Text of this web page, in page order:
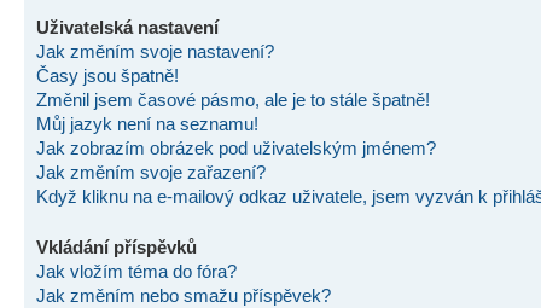
Uživatelská nastavení
Jak změním svoje nastavení?
Časy jsou špatně!
Změnil jsem časové pásmo, ale je to stále špatně!
Můj jazyk není na seznamu!
Jak zobrazím obrázek pod uživatelským jménem?
Jak změním svoje zařazení?
Když kliknu na e-mailový odkaz uživatele, jsem vyzván k
Vkládání příspěvků
Jak vložím téma do fóra?
Jak změním nebo smažu příspěvek?